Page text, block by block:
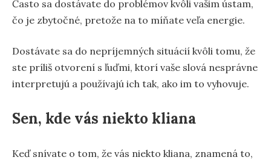
Často sa dostávate do problémov kvôli vašim ústam,
čo je zbytočné, pretože na to míňate veľa energie.
Dostávate sa do nepríjemných situácií kvôli tomu, že
ste príliš otvorení s ľuďmi, ktorí vaše slová nesprávne
interpretujú a používajú ich tak, ako im to vyhovuje.
Sen, kde vás niekto kliana
Keď snívate o tom, že vás niekto kliana, znamená to,